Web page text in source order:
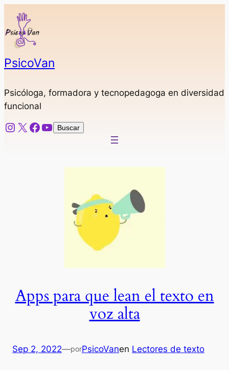
Saltar
contenido
PsicoVan
Psicóloga, formadora y tecnopedagoga en diversidad
funcional
Instagram
X Facebook
YouTube
Buscar
Buscar
Apps para que lean el texto en
voz alta
Sep 2, 2022—porPsicoVanen Lectores de texto